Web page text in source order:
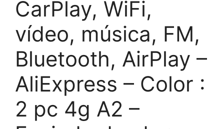
CarPlay, WiFi,
vídeo, música, FM,
Bluetooth, AirPlay –
AliExpress – Color :
2 pc 4g A2 –